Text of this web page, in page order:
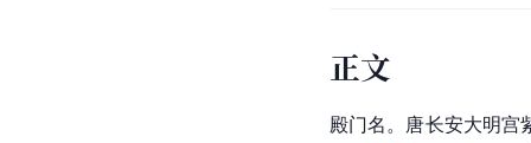
正文
殿门名。唐长安大明宫